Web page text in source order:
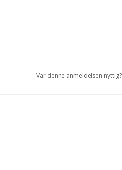
Var denne anmeldelsen nyttig?